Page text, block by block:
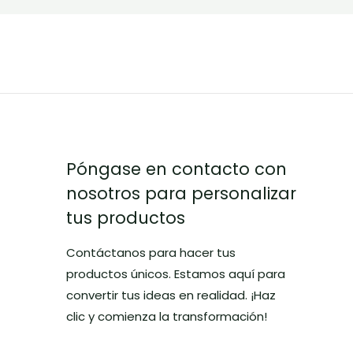
Póngase en contacto con
nosotros para personalizar
tus productos
Contáctanos para hacer tus
productos únicos. Estamos aquí para
convertir tus ideas en realidad. ¡Haz
clic y comienza la transformación!